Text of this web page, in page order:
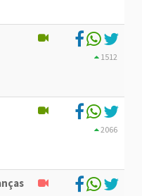
1512
2066